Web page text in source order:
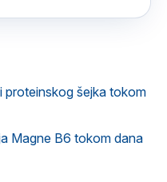
proteinskog šejka tokom
Magne B6 tokom dana